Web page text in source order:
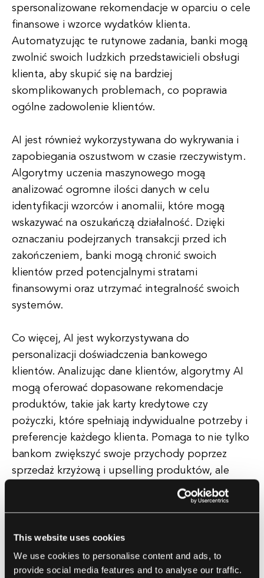
This website uses cookies
We use cookies to personalise content and ads, to
provide social media features and to analyse our traffic.
spersonalizowane rekomendacje w oparciu o cele
finansowe i wzorce wydatków klienta.
Automatyzując te rutynowe zadania, banki mogą
zwolnić swoich ludzkich przedstawicieli obsługi
klienta, aby skupić się na bardziej
skomplikowanych problemach, co poprawia
ogólne zadowolenie klientów.
AI jest również wykorzystywana do wykrywania i
zapobiegania oszustwom w czasie rzeczywistym.
Algorytmy uczenia maszynowego mogą
analizować ogromne ilości danych w celu
identyfikacji wzorców i anomalii, które mogą
wskazywać na oszukańczą działalność. Dzięki
oznaczaniu podejrzanych transakcji przed ich
zakończeniem, banki mogą chronić swoich
klientów przed potencjalnymi stratami
finansowymi oraz utrzymać integralność swoich
systemów.
Co więcej, AI jest wykorzystywana do
personalizacji doświadczenia bankowego
klientów. Analizując dane klientów, algorytmy AI
mogą oferować dopasowane rekomendacje
produktów, takie jak karty kredytowe czy
pożyczki, które spełniają indywidualne potrzeby i
preferencje każdego klienta. Pomaga to nie tylko
bankom zwiększyć swoje przychody poprzez
sprzedaż krzyżową i upselling produktów, ale
także wzbogaca doświadczenie klienta, oferując
Oprócz aplikacji skierowanych do klientów, AI jest
także wykorzystywana do usprawnienia procesów
wewnętrznych i poprawy efektywności